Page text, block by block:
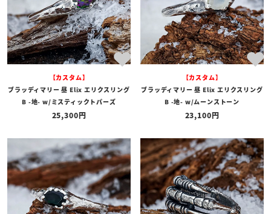
【カスタム】
ブラッディマリー 昼 Elix エリクスリング
B -地- w/ミスティックトパーズ
25,300
【カスタム】
ブラッディマリー 昼 Elix エリクスリング
B -地- w/ムーンストーン
23,100